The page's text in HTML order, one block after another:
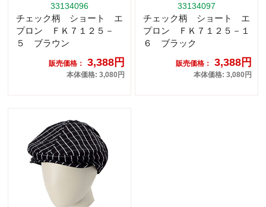
33134096
チェック柄 ショート エ
プロン ＦＫ７１２５－
５ ブラウン
販売価格： 3,388円
本体価格: 3,080円
33134097
チェック柄 ショート エ
プロン ＦＫ７１２５－１
６ ブラック
販売価格： 3,388円
本体価格: 3,080円